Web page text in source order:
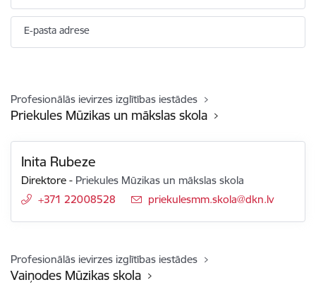
E-pasta adrese
Profesionālās ievirzes izglītības iestādes
Priekules Mūzikas un mākslas skola
Inita Rubeze
Direktore - Priekules Mūzikas un mākslas skola
+371 22008528
E-pasts:
priekulesmm.skola@dkn.lv
Profesionālās ievirzes izglītības iestādes
Vaiņodes Mūzikas skola